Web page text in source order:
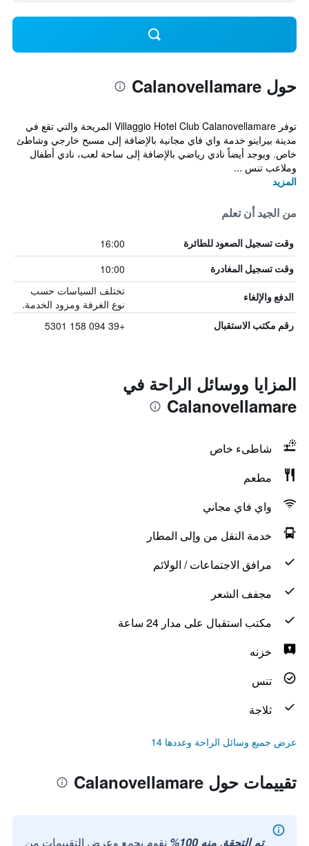
حول Calanovellamare
توفر Villaggio Hotel Club Calanovellamare المريحة والتي تقع في
مدينة بيراينو خدمة واي فاي مجانية بالإضافة إلى مسبح خارجي وشاطئ
خاص. ويوجد أيضاً نادي رياضي بالإضافة إلى ساحة لعب، نادي أطفال
وملاعب تنس ...
المزيد
من الجيد أن تعلم
وقت تسجيل الصعود للطائرة 16:00
وقت تسجيل المغادرة 10:00
الدفع والإلغاء
تختلف السياسات حسب
نوع الغرفة ومزود الخدمة.
رقم مكتب الاستقبال +39 094 158 5301
المزايا ووسائل الراحة في
Calanovellamare
شاطىء خاص
مطعم
واي فاي مجاني
خدمة النقل من وإلى المطار
مرافق الاجتماعات / الولائم
مجفف الشعر
مكتب استقبال على مدار 24 ساعة
خزنه
تنس
ثلاجة
عرض جميع وسائل الراحة وعددها 14
تقييمات حول Calanovellamare
تم التحقق منه 100% نقوم بجمع وعرض التقييمات من